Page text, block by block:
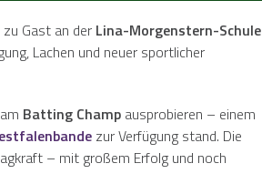
Gast an der Lina-Morgenstern-Schule
Lachen und neuer sportlicher
Batting Champ ausprobieren – einem
zur Verfügung stand. Die
– mit großem Erfolg und noch